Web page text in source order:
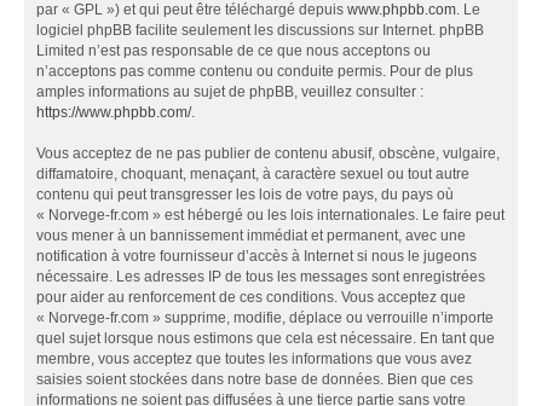
par « GPL ») et qui peut être téléchargé depuis www.phpbb.com. Le
logiciel phpBB facilite seulement les discussions sur Internet. phpBB
Limited n’est pas responsable de ce que nous acceptons ou
n’acceptons pas comme contenu ou conduite permis. Pour de plus
amples informations au sujet de phpBB, veuillez consulter :
https://www.phpbb.com/.
Vous acceptez de ne pas publier de contenu abusif, obscène, vulgaire,
diffamatoire, choquant, menaçant, à caractère sexuel ou tout autre
contenu qui peut transgresser les lois de votre pays, du pays où
« Norvege-fr.com » est hébergé ou les lois internationales. Le faire peut
vous mener à un bannissement immédiat et permanent, avec une
notification à votre fournisseur d’accès à Internet si nous le jugeons
nécessaire. Les adresses IP de tous les messages sont enregistrées
pour aider au renforcement de ces conditions. Vous acceptez que
« Norvege-fr.com » supprime, modifie, déplace ou verrouille n’importe
quel sujet lorsque nous estimons que cela est nécessaire. En tant que
membre, vous acceptez que toutes les informations que vous avez
saisies soient stockées dans notre base de données. Bien que ces
informations ne soient pas diffusées à une tierce partie sans votre